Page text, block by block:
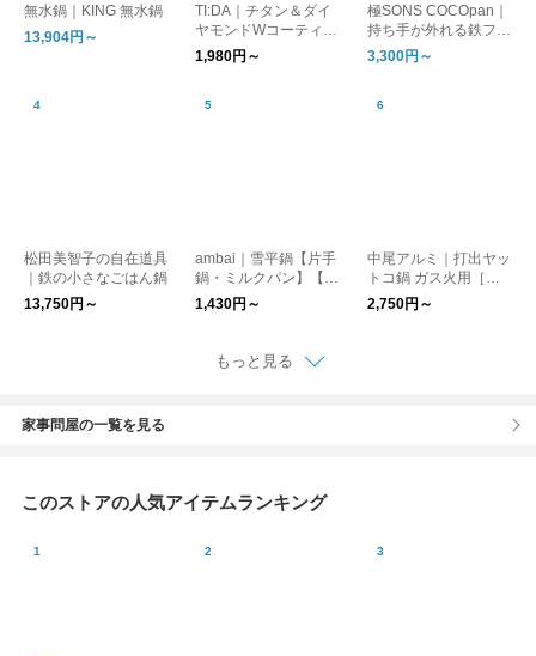
無水鍋｜KING 無水鍋
13,904円～
TI:DA｜チタン＆ダイ
ヤモンドWコーティン
グフライパン、マルチ
パン【お取り寄せ】
1,980円～
極SONS COCOpan｜
持ち手が外れる鉄フラ
イパン
3,300円～
松田美智子の自在道具
｜鉄の小さなごはん鍋
13,750円～
ambai｜雪平鍋【片手
鍋・ミルクパン】【キ
ッチン用品】
1,430円～
中尾アルミ｜打出ヤッ
トコ鍋 ガス火用［新
生活］
2,750円～
もっと見る
家事問屋の一覧を見る
このストアの人気アイテムランキング